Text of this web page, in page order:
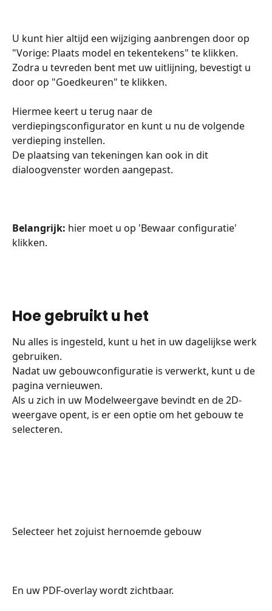
U kunt hier altijd een wijziging aanbrengen door op
"Vorige: Plaats model en tekentekens" te klikken.
Zodra u tevreden bent met uw uitlijning, bevestigt u
door op "Goedkeuren" te klikken.
Hiermee keert u terug naar de
verdiepingsconfigurator en kunt u nu de volgende
verdieping instellen.
De plaatsing van tekeningen kan ook in dit
dialoogvenster worden aangepast.
Belangrijk: hier moet u op 'Bewaar configuratie'
klikken.
Hoe gebruikt u het
Nu alles is ingesteld, kunt u het in uw dagelijkse werk
gebruiken.
Nadat uw gebouwconfiguratie is verwerkt, kunt u de
pagina vernieuwen.
Als u zich in uw Modelweergave bevindt en de 2D-
weergave opent, is er een optie om het gebouw te
selecteren.
Selecteer het zojuist hernoemde gebouw
En uw PDF-overlay wordt zichtbaar.